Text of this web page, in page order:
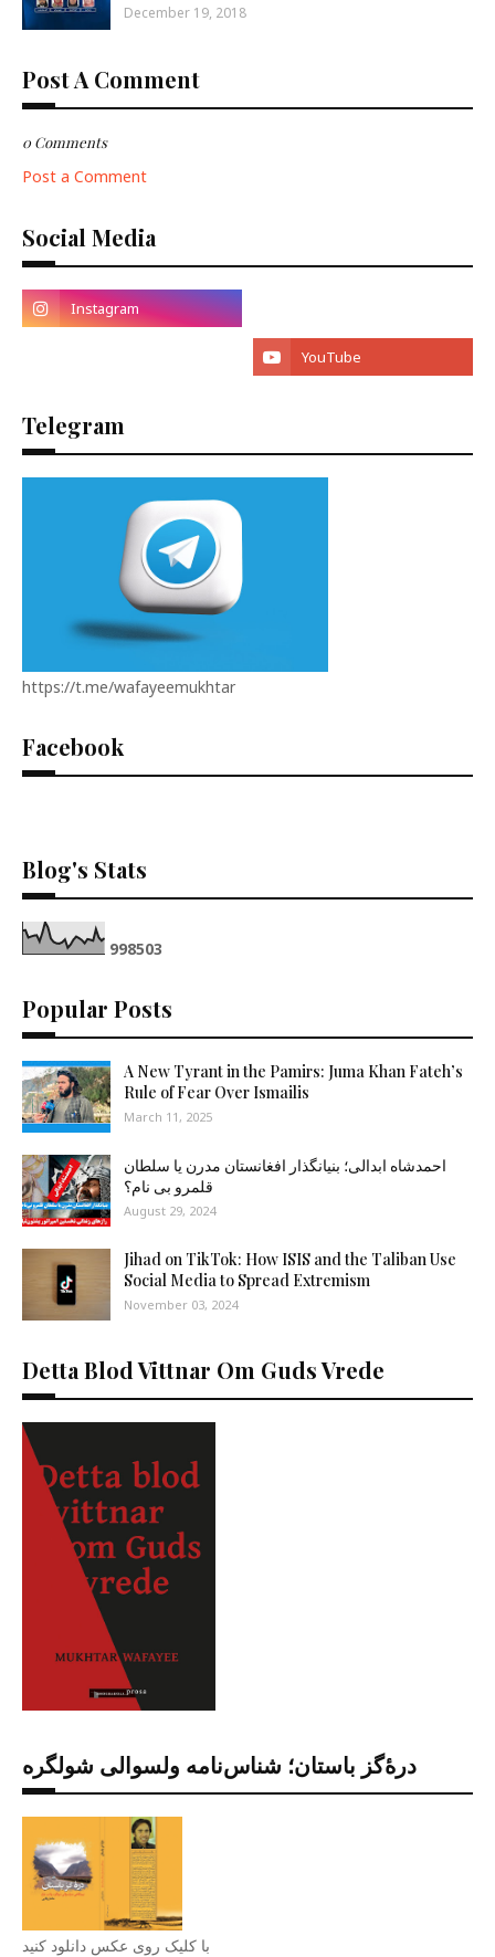
December 19, 2018
Post A Comment
0 Comments
Post a Comment
Social Media
Telegram
https://t.me/wafayeemukhtar
Facebook
Blog's Stats
998503
Popular Posts
A New Tyrant in the Pamirs: Juma Khan Fateh’s
Rule of Fear Over Ismailis
March 11, 2025
احمدشاه ابدالی؛ بنیانگذار افغانستان مدرن یا سلطان
قلمرو بی نام؟
August 29, 2024
Jihad on TikTok: How ISIS and the Taliban Use
Social Media to Spread Extremism
November 03, 2024
Detta Blod Vittnar Om Guds Vrede
درۀگز باستان؛ شناس‌نامه ولسوالی شولگره
با کلیک روی عکس دانلود کنید